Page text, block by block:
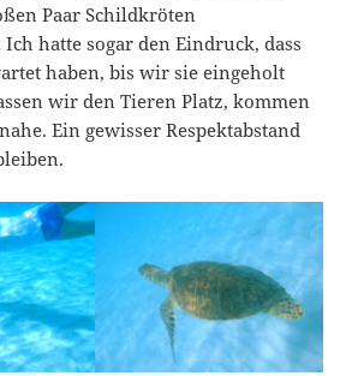
Paar Schildkröten
hatte sogar den Eindruck, dass
haben, bis wir sie eingeholt
wir den Tieren Platz, kommen
Ein gewisser Respektabstand